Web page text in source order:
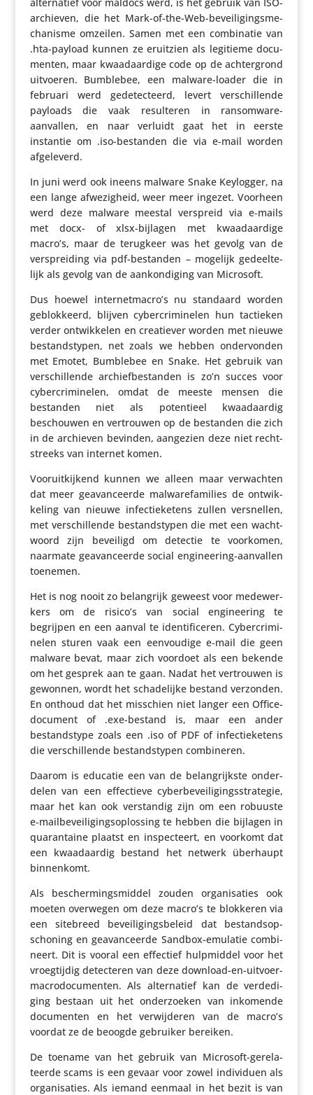
archieven, die het Mark-of-the-Web-bevei­li­gings­me­
cha­nisme omzeilen. Samen met een combi­natie van
.hta-payload kunnen ze eruitzien als legitieme docu­
menten, maar kwaad­aar­dige code op de achter­grond
uitvoeren. Bumblebee, een malware-loader die in
februari werd gede­tec­teerd, levert verschil­lende
payloads die vaak resul­teren in ransom­ware-
aanvallen, en naar verluidt gaat het in eerste
instantie om .iso-bestanden die via e‑mail worden
afgeleverd.
In juni werd ook ineens malware Snake Keylogger, na
een lange afwe­zig­heid, weer meer ingezet. Voorheen
werd deze malware meestal verspreid via e‑mails
met docx- of xlsx-bijlagen met kwaad­aar­dige
macro’s, maar de terugkeer was het gevolg van de
versprei­ding via pdf-bestanden – mogelijk gedeel­te­
lijk als gevolg van de aankon­di­ging van Microsoft.
Dus hoewel internetmacro’s nu standaard worden
geblok­keerd, blijven cyber­cri­mi­nelen hun tactieken
verder ontwik­kelen en crea­tiever worden met nieuwe
bestands­typen, net zoals we hebben onder­vonden
met Emotet, Bumblebee en Snake. Het gebruik van
verschil­lende archief­be­standen is zo’n succes voor
cyber­cri­mi­nelen, omdat de meeste mensen die
bestanden niet als poten­tieel kwaad­aardig
beschouwen en vertrouwen op de bestanden die zich
in de archieven bevinden, aangezien deze niet recht­
streeks van internet komen.
Voor­uit­kij­kend kunnen we alleen maar verwachten
dat meer geavan­ceerde malwa­re­fa­mi­lies de ontwik­
ke­ling van nieuwe infec­tie­ke­tens zullen versnellen,
met verschil­lende bestands­typen die met een wacht­
woord zijn beveiligd om detectie te voorkomen,
naarmate geavan­ceerde social engi­nee­ring-aanvallen
toenemen.
Het is nog nooit zo belang­rijk geweest voor mede­wer­
kers om de risico’s van social engi­nee­ring te
begrijpen en een aanval te iden­ti­fi­ceren. Cyber­cri­mi­
nelen sturen vaak een eenvou­dige e‑mail die geen
malware bevat, maar zich voordoet als een bekende
om het gesprek aan te gaan. Nadat het vertrouwen is
gewonnen, wordt het scha­de­lijke bestand verzonden.
En onthoud dat het misschien niet langer een Office-
document of .exe-bestand is, maar een ander
bestands­type zoals een .iso of PDF of infec­tie­ke­tens
die verschil­lende bestands­typen combineren.
Daarom is educatie een van de belang­rijkste onder­
delen van een effec­tieve cyber­be­vei­li­gings­stra­tegie,
maar het kan ook verstandig zijn om een ​​robuuste
e‑mailbeveiligingsoplossing te hebben die bijlagen in
quaran­taine plaatst en inspec­teert, en voorkomt dat
een kwaad­aardig bestand het netwerk überhaupt
binnenkomt.
Als bescher­mings­middel zouden orga­ni­sa­ties ook
moeten overwegen om deze macro’s te blokkeren via
een sitebreed bevei­li­gings­be­leid dat bestands­op­
scho­ning en geavan­ceerde Sandbox-emulatie combi­
neert. Dit is vooral een effectief hulp­middel voor het
vroeg­tijdig detec­teren van deze download-en-uitvoer-
macro­do­cu­menten. Als alter­na­tief kan de verde­di­
ging bestaan ​​uit het onder­zoeken van inkomende
docu­menten en het verwij­deren van de macro’s
voordat ze de beoogde gebruiker bereiken.
De toename van het gebruik van Microsoft-gere­la­
teerde scams is een gevaar voor zowel indi­vi­duen als
orga­ni­sa­ties. Als iemand eenmaal in het bezit is van